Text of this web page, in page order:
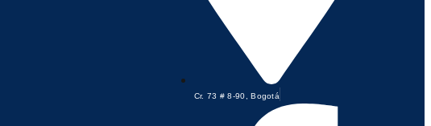
Cr. 73 # 8-90, Bogotá